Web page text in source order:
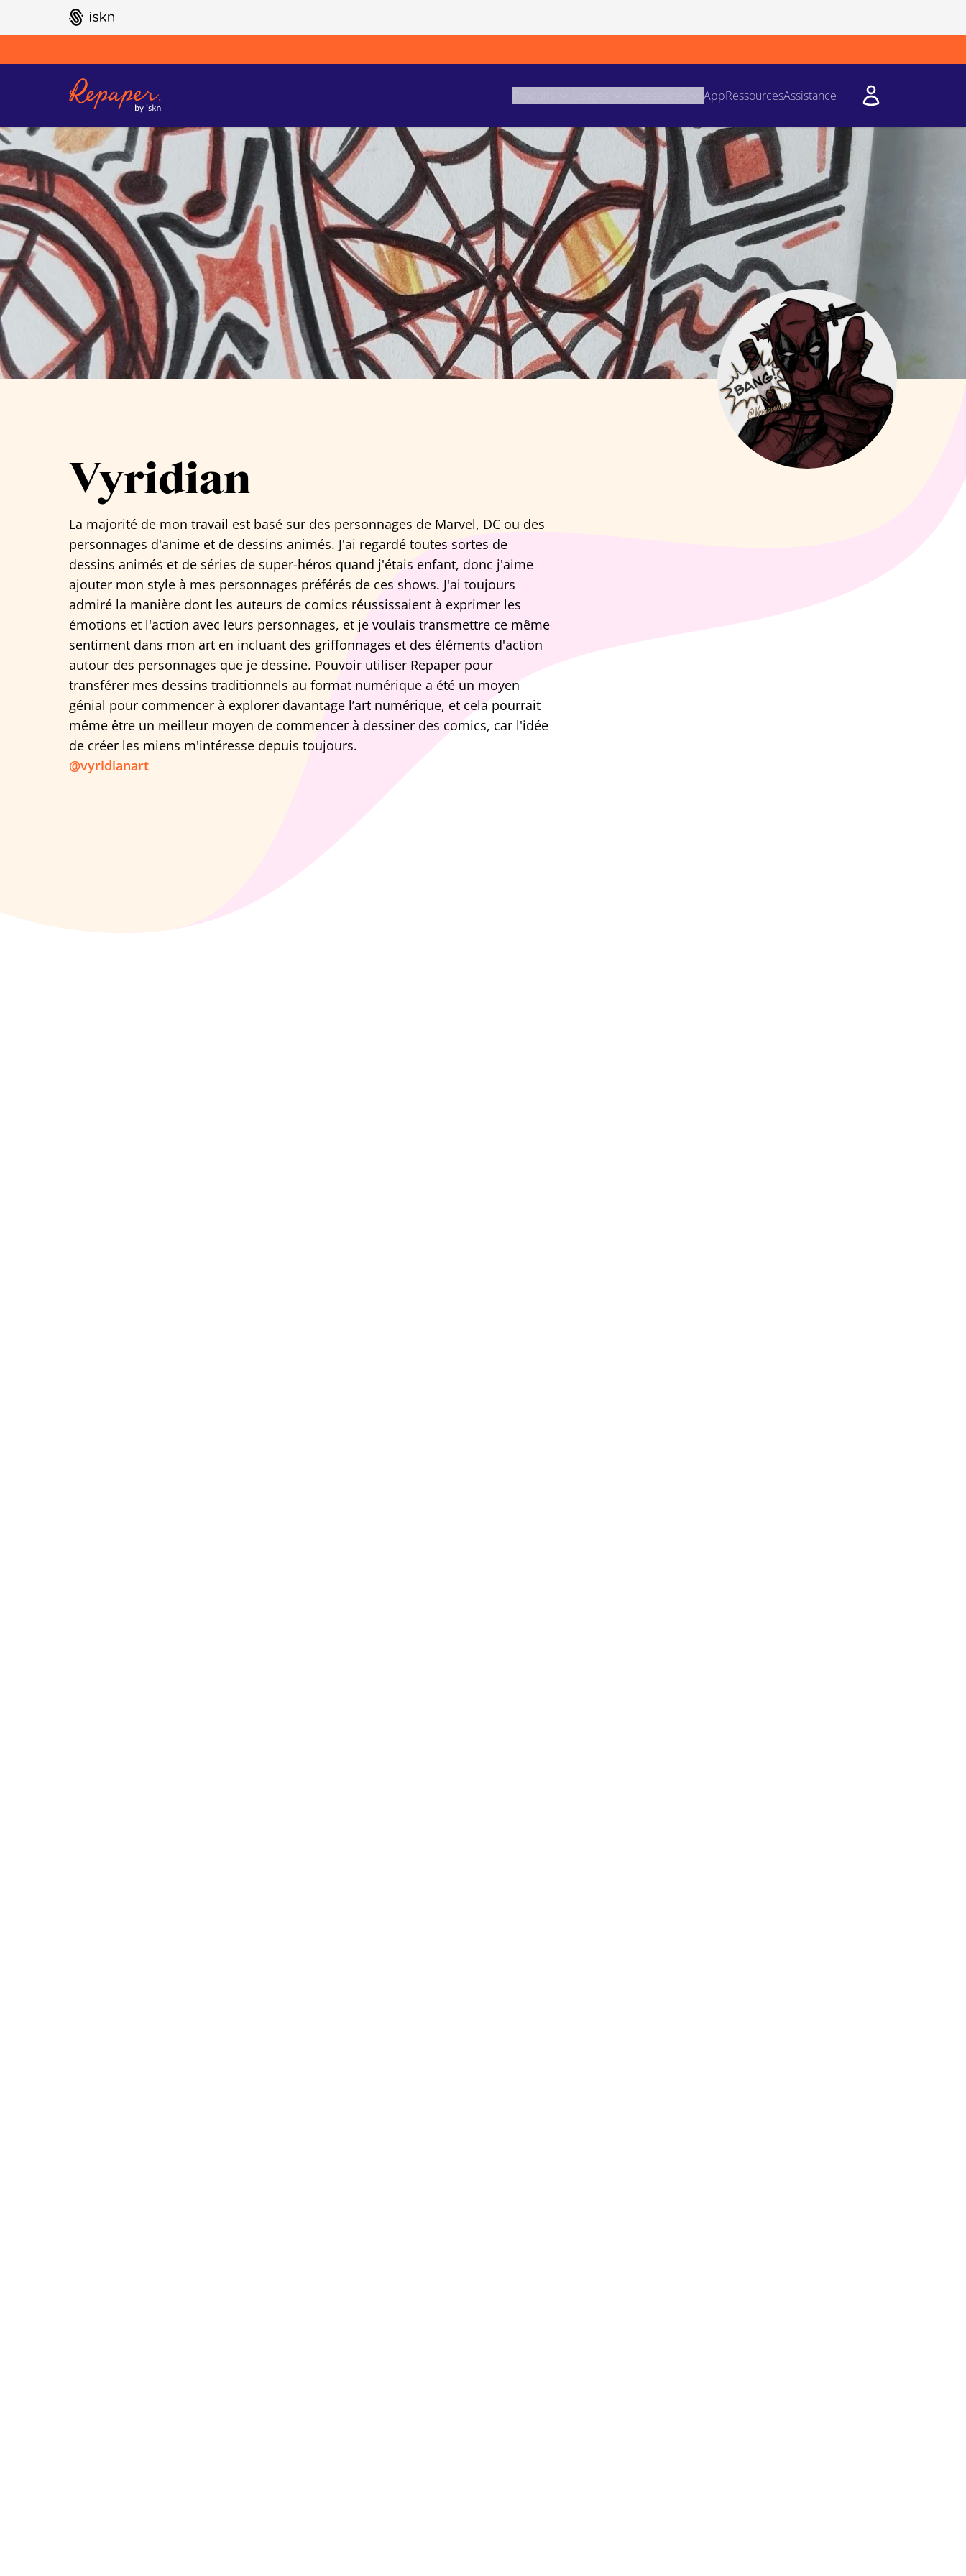
GO TO ISKN HOME
AppRessourcesAssistance
Vyridian
La majorité de mon travail est basé sur des personnages de Marvel, DC ou des
personnages d'anime et de dessins animés. J'ai regardé toutes sortes de
dessins animés et de séries de super-héros quand j'étais enfant, donc j'aime
ajouter mon style à mes personnages préférés de ces shows. J'ai toujours
admiré la manière dont les auteurs de comics réussissaient à exprimer les
émotions et l'action avec leurs personnages, et je voulais transmettre ce même
sentiment dans mon art en incluant des griffonnages et des éléments d'action
autour des personnages que je dessine. Pouvoir utiliser Repaper pour
transférer mes dessins traditionnels au format numérique a été un moyen
génial pour commencer à explorer davantage l’art numérique, et cela pourrait
même être un meilleur moyen de commencer à dessiner des comics, car l'idée
de créer les miens m'intéresse depuis toujours.
@vyridianart